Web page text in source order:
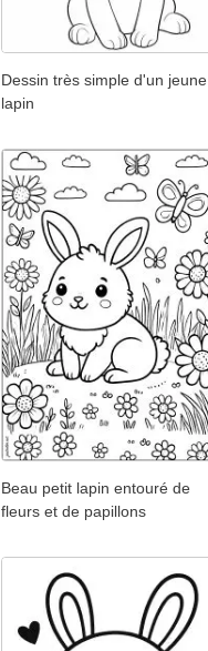
Dessin très simple d'un jeune
lapin
Beau petit lapin entouré de
fleurs et de papillons